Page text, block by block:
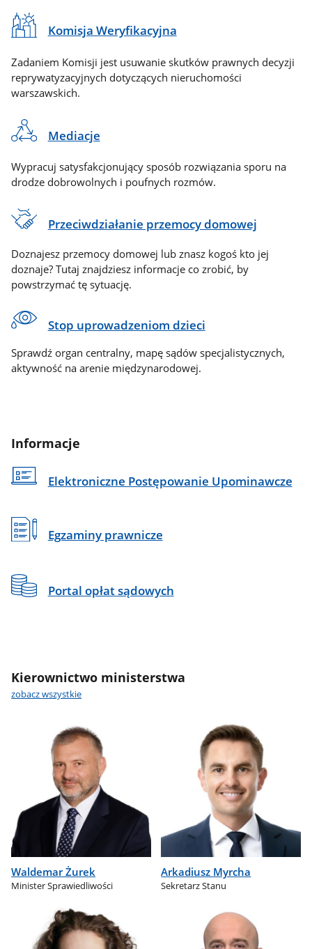
Komisja Weryfikacyjna
Zadaniem Komisji jest usuwanie skutków prawnych decyzji
reprywatyzacyjnych dotyczących nieruchomości
warszawskich.
Mediacje
Wypracuj satysfakcjonujący sposób rozwiązania sporu na
drodze dobrowolnych i poufnych rozmów.
Przeciwdziałanie przemocy domowej
Doznajesz przemocy domowej lub znasz kogoś kto jej
doznaje? Tutaj znajdziesz informacje co zrobić, by
powstrzymać tę sytuację.
Stop uprowadzeniom dzieci
Sprawdź organ centralny, mapę sądów specjalistycznych,
aktywność na arenie międzynarodowej.
Informacje
Elektroniczne Postępowanie Upominawcze
Egzaminy prawnicze
Portal opłat sądowych
Kierownictwo ministerstwa
zobacz wszystkie
Waldemar Żurek
Minister Sprawiedliwości
Arkadiusz Myrcha
Sekretarz Stanu